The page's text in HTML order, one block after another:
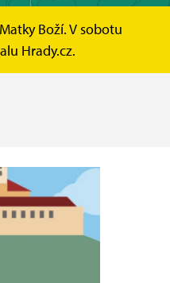
Boží. V sobotu
Hrady.cz.